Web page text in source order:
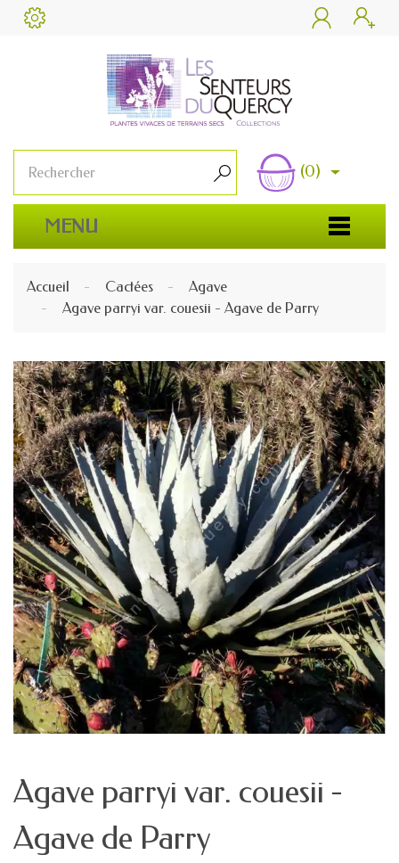
 
 (0)
MENU
Accueil Cactées
Agave
Agave parryi var. couesii - Agave de Parry
Agave parryi var. couesii -
Agave de Parry